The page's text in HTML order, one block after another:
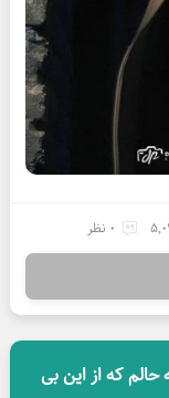
0 نظر
که از این بی